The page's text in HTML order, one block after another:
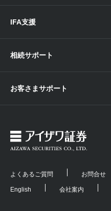
IFA支援
相続サポート
お客さまサポート
よくあるご質問 お問合せ
English 会社案内